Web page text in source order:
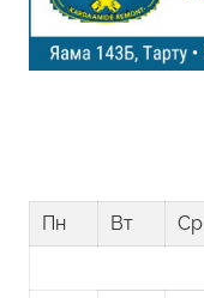
Пн
Вт Ср